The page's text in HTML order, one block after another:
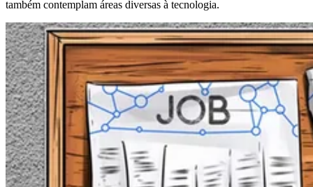
também contemplam áreas diversas à tecnologia.